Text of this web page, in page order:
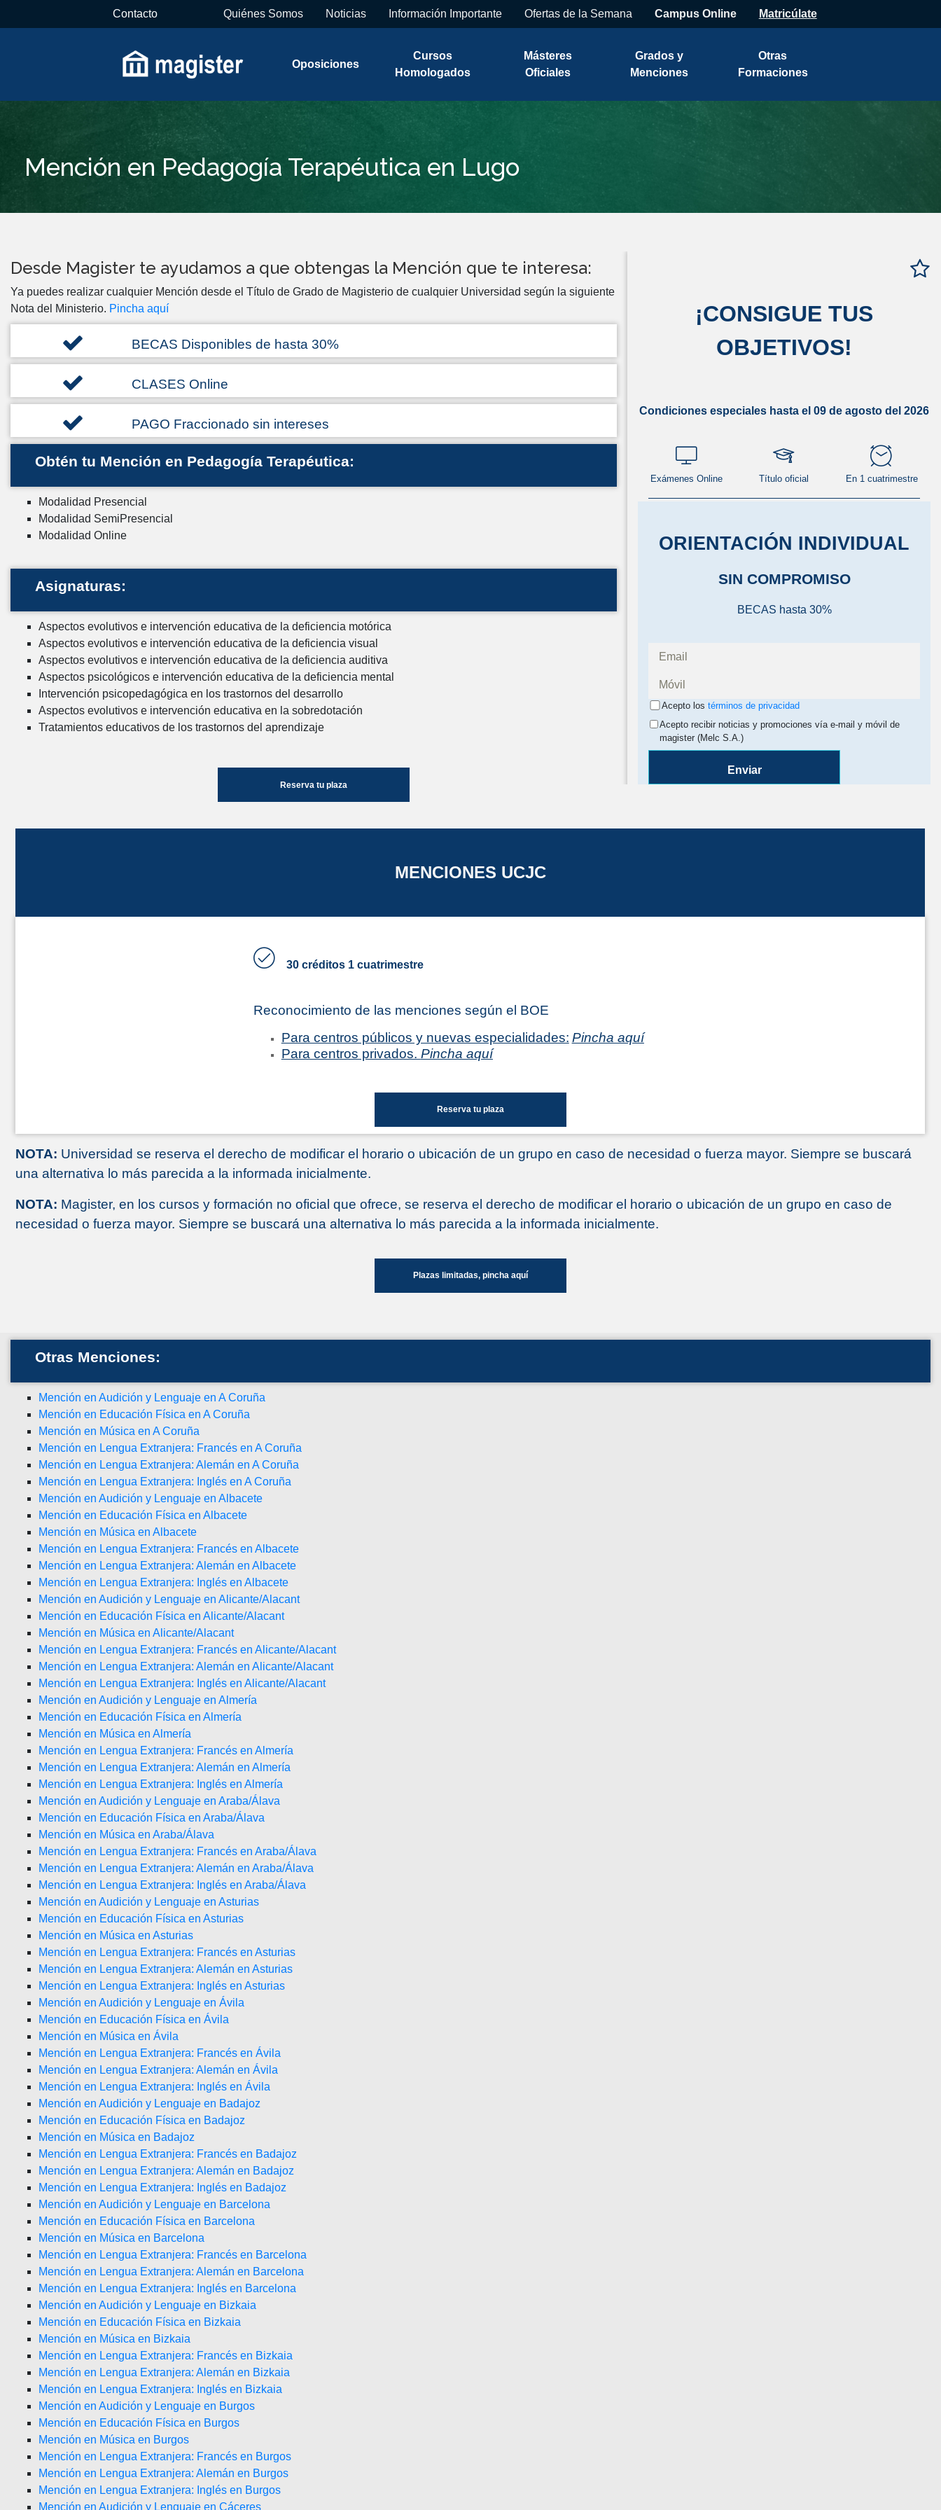
Contacto Quiénes Somos Noticias Información Importante Ofertas de la Semana Campus Online Matricúlate
Oposiciones
Cursos
Homologados
Másteres
Oficiales
Grados y
Menciones
Otras
Formaciones
Mención en Pedagogía Terapéutica en Lugo
Desde Magister te ayudamos a que obtengas la Mención que te interesa:
Ya puedes realizar cualquier Mención desde el Título de Grado de Magisterio de cualquier Universidad según la siguiente
Nota del Ministerio. Pincha aquí
BECAS Disponibles de hasta 30%
CLASES Online
PAGO Fraccionado sin intereses
Obtén tu Mención en Pedagogía Terapéutica:
Modalidad Presencial
Modalidad SemiPresencial
Modalidad Online
Asignaturas:
Aspectos evolutivos e intervención educativa de la deficiencia motórica
Aspectos evolutivos e intervención educativa de la deficiencia visual
Aspectos evolutivos e intervención educativa de la deficiencia auditiva
Aspectos psicológicos e intervención educativa de la deficiencia mental
Intervención psicopedagógica en los trastornos del desarrollo
Aspectos evolutivos e intervención educativa en la sobredotación
Tratamientos educativos de los trastornos del aprendizaje
Reserva tu plaza
¡CONSIGUE TUS
OBJETIVOS!
Condiciones especiales hasta el 09 de agosto del 2026
Exámenes Online Título oficial En 1 cuatrimestre
ORIENTACIÓN INDIVIDUAL
SIN COMPROMISO
BECAS hasta 30%
Acepto los términos de privacidad
Acepto recibir noticias y promociones vía e-mail y móvil de
magister (Melc S.A.)
Enviar
MENCIONES UCJC
30 créditos 1 cuatrimestre
Reconocimiento de las menciones según el BOE
Para centros públicos y nuevas especialidades: Pincha aquí
Para centros privados. Pincha aquí
Reserva tu plaza
NOTA: Universidad se reserva el derecho de modificar el horario o ubicación de un grupo en caso de necesidad o fuerza mayor. Siempre se buscará
una alternativa lo más parecida a la informada inicialmente.
NOTA: Magister, en los cursos y formación no oficial que ofrece, se reserva el derecho de modificar el horario o ubicación de un grupo en caso de
necesidad o fuerza mayor. Siempre se buscará una alternativa lo más parecida a la informada inicialmente.
Plazas limitadas, pincha aquí
Otras Menciones:
Mención en Audición y Lenguaje en A Coruña
Mención en Educación Física en A Coruña
Mención en Música en A Coruña
Mención en Lengua Extranjera: Francés en A Coruña
Mención en Lengua Extranjera: Alemán en A Coruña
Mención en Lengua Extranjera: Inglés en A Coruña
Mención en Audición y Lenguaje en Albacete
Mención en Educación Física en Albacete
Mención en Música en Albacete
Mención en Lengua Extranjera: Francés en Albacete
Mención en Lengua Extranjera: Alemán en Albacete
Mención en Lengua Extranjera: Inglés en Albacete
Mención en Audición y Lenguaje en Alicante/Alacant
Mención en Educación Física en Alicante/Alacant
Mención en Música en Alicante/Alacant
Mención en Lengua Extranjera: Francés en Alicante/Alacant
Mención en Lengua Extranjera: Alemán en Alicante/Alacant
Mención en Lengua Extranjera: Inglés en Alicante/Alacant
Mención en Audición y Lenguaje en Almería
Mención en Educación Física en Almería
Mención en Música en Almería
Mención en Lengua Extranjera: Francés en Almería
Mención en Lengua Extranjera: Alemán en Almería
Mención en Lengua Extranjera: Inglés en Almería
Mención en Audición y Lenguaje en Araba/Álava
Mención en Educación Física en Araba/Álava
Mención en Música en Araba/Álava
Mención en Lengua Extranjera: Francés en Araba/Álava
Mención en Lengua Extranjera: Alemán en Araba/Álava
Mención en Lengua Extranjera: Inglés en Araba/Álava
Mención en Audición y Lenguaje en Asturias
Mención en Educación Física en Asturias
Mención en Música en Asturias
Mención en Lengua Extranjera: Francés en Asturias
Mención en Lengua Extranjera: Alemán en Asturias
Mención en Lengua Extranjera: Inglés en Asturias
Mención en Audición y Lenguaje en Ávila
Mención en Educación Física en Ávila
Mención en Música en Ávila
Mención en Lengua Extranjera: Francés en Ávila
Mención en Lengua Extranjera: Alemán en Ávila
Mención en Lengua Extranjera: Inglés en Ávila
Mención en Audición y Lenguaje en Badajoz
Mención en Educación Física en Badajoz
Mención en Música en Badajoz
Mención en Lengua Extranjera: Francés en Badajoz
Mención en Lengua Extranjera: Alemán en Badajoz
Mención en Lengua Extranjera: Inglés en Badajoz
Mención en Audición y Lenguaje en Barcelona
Mención en Educación Física en Barcelona
Mención en Música en Barcelona
Mención en Lengua Extranjera: Francés en Barcelona
Mención en Lengua Extranjera: Alemán en Barcelona
Mención en Lengua Extranjera: Inglés en Barcelona
Mención en Audición y Lenguaje en Bizkaia
Mención en Educación Física en Bizkaia
Mención en Música en Bizkaia
Mención en Lengua Extranjera: Francés en Bizkaia
Mención en Lengua Extranjera: Alemán en Bizkaia
Mención en Lengua Extranjera: Inglés en Bizkaia
Mención en Audición y Lenguaje en Burgos
Mención en Educación Física en Burgos
Mención en Música en Burgos
Mención en Lengua Extranjera: Francés en Burgos
Mención en Lengua Extranjera: Alemán en Burgos
Mención en Lengua Extranjera: Inglés en Burgos
Mención en Audición y Lenguaje en Cáceres